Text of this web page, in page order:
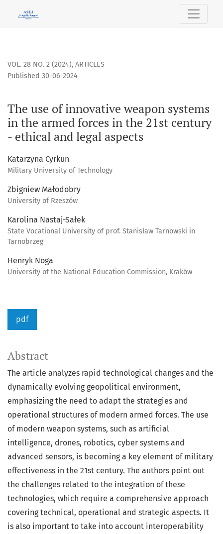
The use of innovative weapon systems in the armed
VOL. 28 NO. 2 (2024), ARTICLES
The use of innovative weapon systems
in the armed forces in the 21st century
- ethical and legal aspects
Published 30-06-2024
Katarzyna Cyrkun
Military University of Technology
Zbigniew Małodobry
University of Rzeszów
Karolina Nastaj-Sałek
State Vocational University of prof. Stanisław Tarnowski in
Tarnobrzeg
Henryk Noga
University of the National Education Commission, Kraków
pdf
Abstract
The article analyzes rapid technological changes and the
dynamically evolving geopolitical environment,
emphasizing the need to adapt the strategies and
operational structures of modern armed forces. The use
of modern weapon systems, such as artificial
intelligence, drones, robotics, cyber systems and
advanced sensors, is becoming a key element of military
effectiveness in the 21st century. The authors point out
the challenges related to the integration of these
technologies, which require a comprehensive approach
covering technical, operational and strategic aspects. It
is also important to take into account interoperability